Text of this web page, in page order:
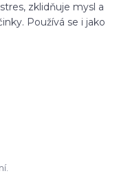
zklidňuje mysl a
Používá se i jako